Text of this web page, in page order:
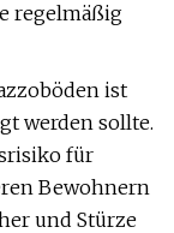
regelmäßig
ist
werden sollte.
für
Bewohnern
und Stürze